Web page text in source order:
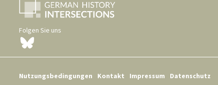
Folgen Sie uns
Nutzungsbedingungen Kontakt Impressum Datenschutz